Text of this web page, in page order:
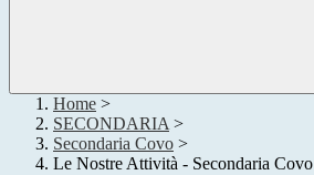
Home >
SECONDARIA >
Secondaria Covo >
Le Nostre Attività - Secondaria Covo